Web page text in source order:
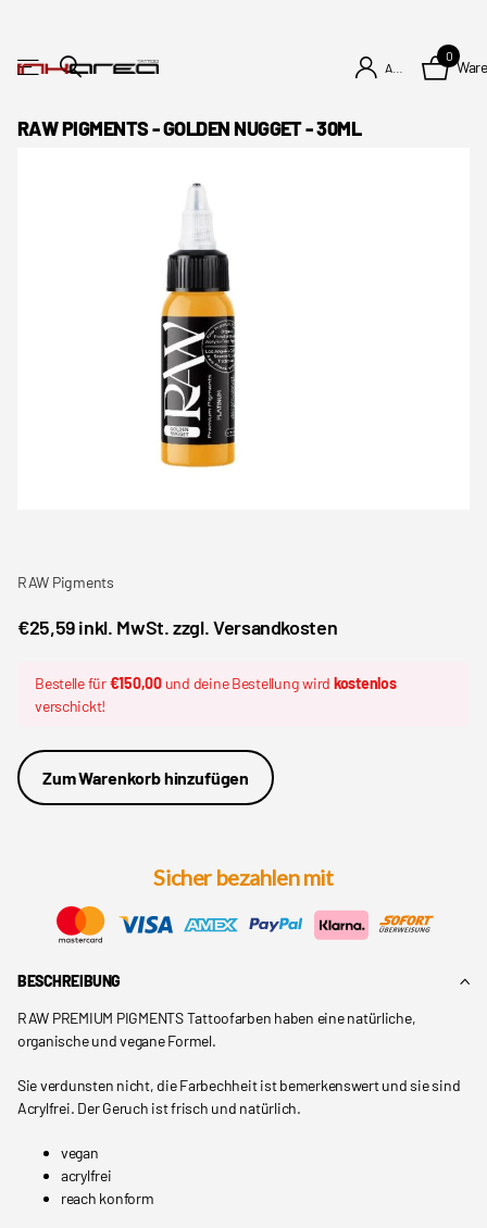
0
RAW PIGMENTS - GOLDEN NUGGET - 30ML
RAW Pigments
€25,59 inkl. MwSt. zzgl. Versandkosten
Bestelle für€150,00und deine Bestellung wird kostenlos
verschickt!
Zum Warenkorb hinzufügen
Sicher bezahlen mit
BESCHREIBUNG
RAW PREMIUM PIGMENTS Tattoofarben haben eine natürliche,
organische und vegane Formel.
Sie verdunsten nicht, die Farbechheit ist bemerkenswert und sie sind
Acrylfrei. Der Geruch ist frisch und natürlich.
vegan
acrylfrei
reach konform